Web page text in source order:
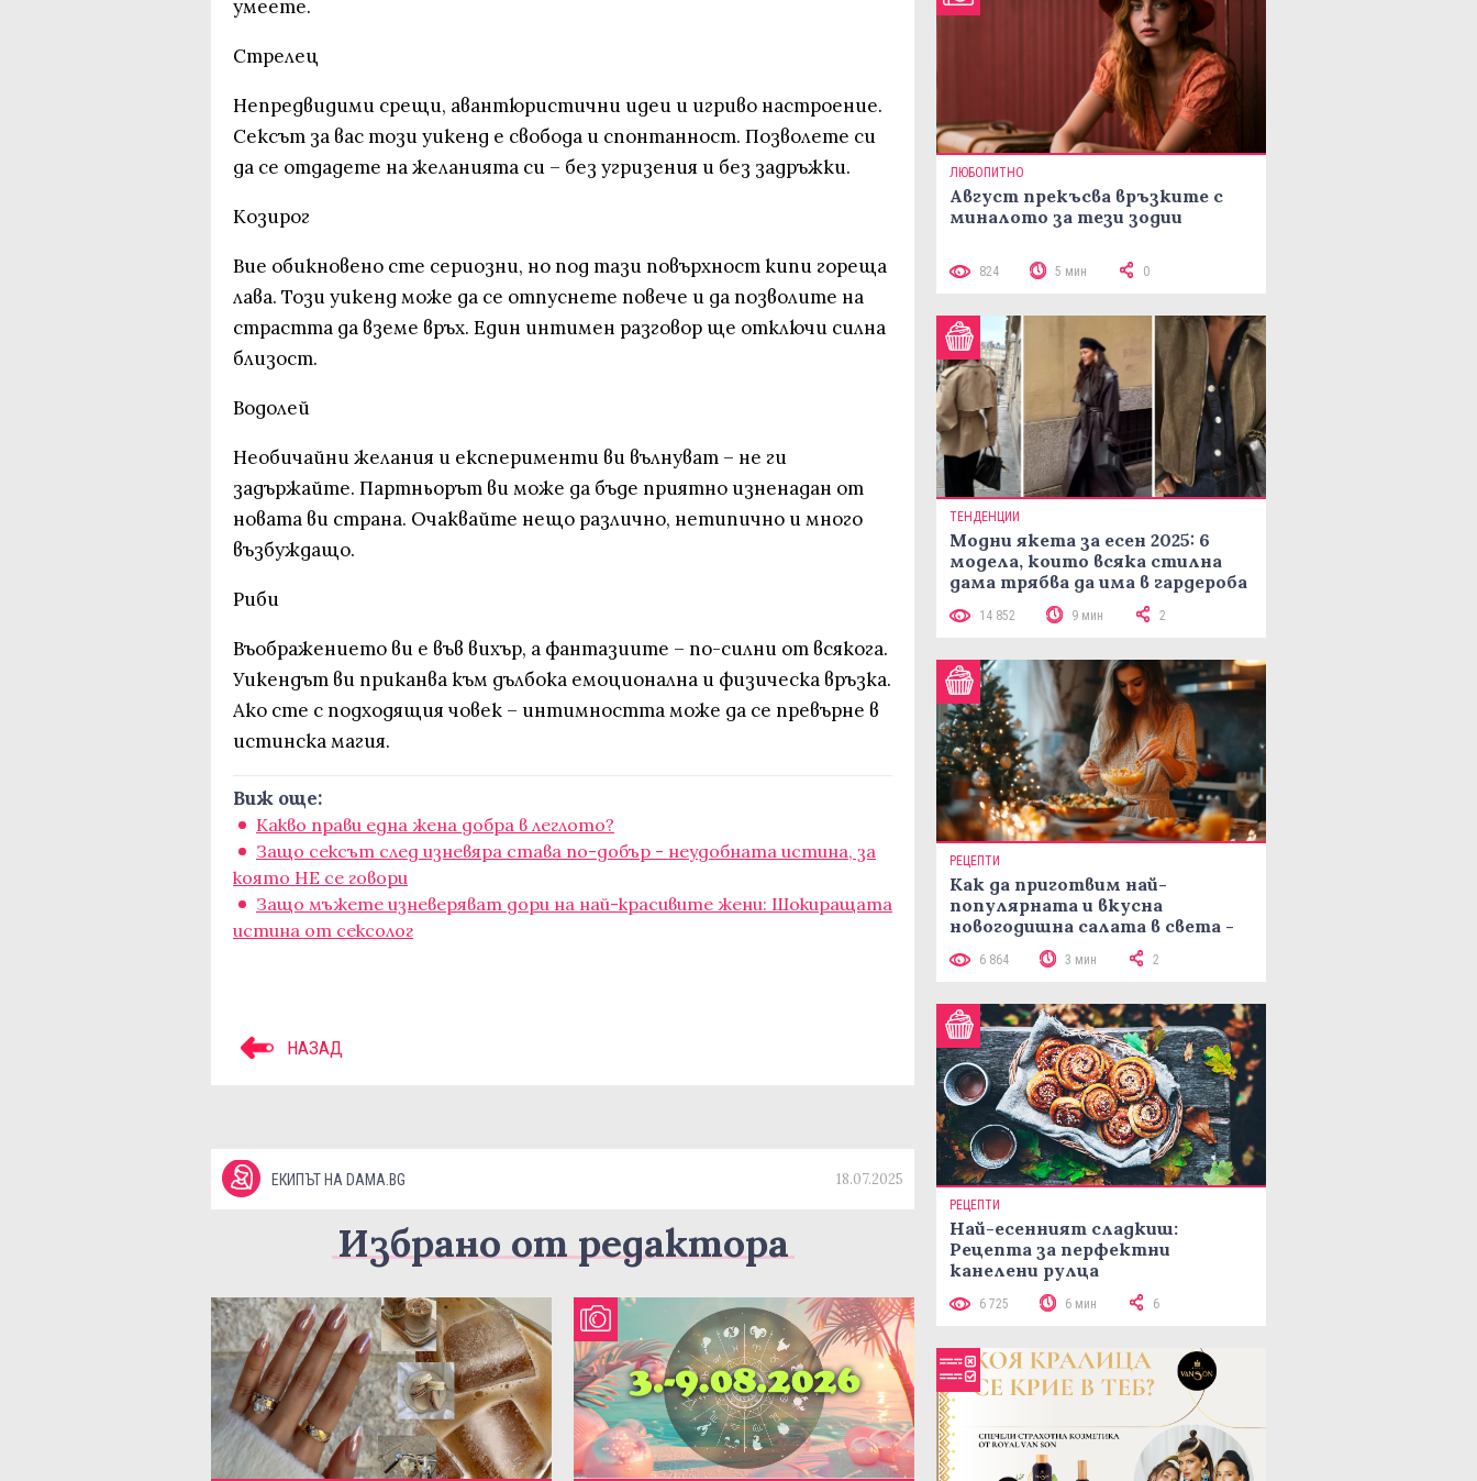
умеете.
Стрелец
Непредвидими срещи, авантюристични идеи и игриво настроение.
Сексът за вас този уикенд е свобода и спонтанност. Позволете си
да се отдадете на желанията си – без угризения и без задръжки.
Козирог
Вие обикновено сте сериозни, но под тази повърхност кипи гореща
лава. Този уикенд може да се отпуснете повече и да позволите на
страстта да вземе връх. Един интимен разговор ще отключи силна
близост.
Водолей
Необичайни желания и експерименти ви вълнуват – не ги
задържайте. Партньорът ви може да бъде приятно изненадан от
новата ви страна. Очаквайте нещо различно, нетипично и много
възбуждащо.
Риби
Въображението ви е във вихър, а фантазиите – по-силни от всякога.
Уикендът ви приканва към дълбока емоционална и физическа връзка.
Ако сте с подходящия човек – интимността може да се превърне в
истинска магия.
Виж още:
Какво прави една жена добра в леглото?
Защо сексът след изневяра става по-добър - неудобната истина, за
която НЕ се говори
Защо мъжете изневеряват дори на най-красивите жени: Шокиращата
истина от сексолог
НАЗАД
ЕКИПЪТ НА DAMA.BG 18.07.2025
Избрано от редактора
ЛЮБОПИТНО
Август прекъсва връзките с
миналото за тези зодии
824 5 мин 0
ТЕНДЕНЦИИ
Модни якета за есен 2025: 6
модела, които всяка стилна
дама трябва да има в гардероба
14 852 9 мин 2
РЕЦЕПТИ
Как да приготвим най-
популярната и вкусна
новогодишна салата в света -
рецепта Мимоза
6 864 3 мин 2
РЕЦЕПТИ
Най-есенният сладкиш:
Рецепта за перфектни
канелени рулца
6 725 6 мин 6